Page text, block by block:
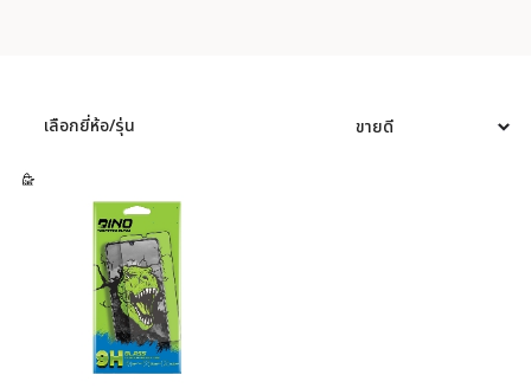
ฟิล์มกันรอย
อุปกรณ์สมาร์ทวอช
หูฟัง/สมอลทอร์ค
อุปกรณ์ชาร์จ
อุปกรณ์ในรถยนต์
เลือกยี่ห้อ/รุ่น